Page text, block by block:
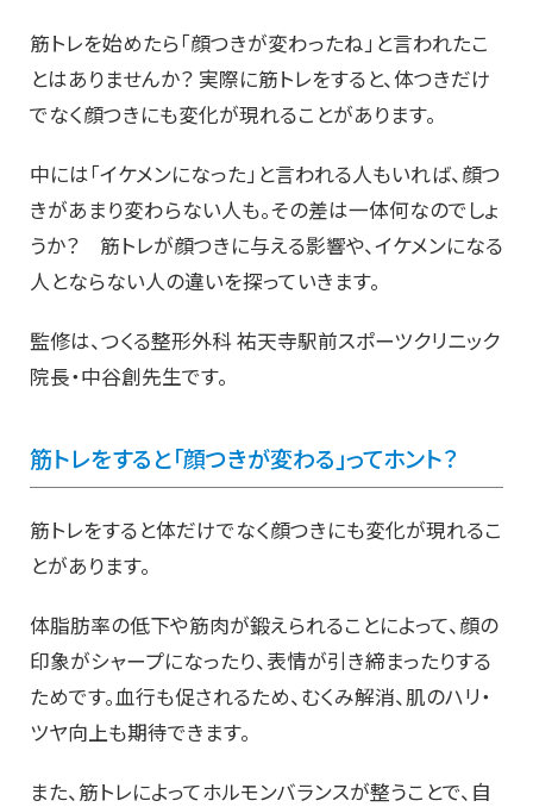
筋トレを始めたら「顔つきが変わったね」と言われたこ
とはありませんか？ 実際に筋トレをすると、体つきだけ
でなく顔つきにも変化が現れることがあります。
中には「イケメンになった」と言われる人もいれば、顔つ
きがあまり変わらない人も。その差は一体何なのでしょ
うか？ 筋トレが顔つきに与える影響や、イケメンになる
人とならない人の違いを探っていきます。
監修は、つくる整形外科 祐天寺駅前スポーツクリニック
院長・中谷創先生です。
筋トレをすると「顔つきが変わる」ってホント？
筋トレをすると体だけでなく顔つきにも変化が現れるこ
とがあります。
体脂肪率の低下や筋肉が鍛えられることによって、顔の
印象がシャープになったり、表情が引き締まったりする
ためです。血行も促されるため、むくみ解消、肌のハリ・
ツヤ向上も期待できます。
また、筋トレによってホルモンバランスが整うことで、自